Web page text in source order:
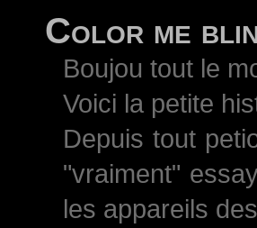
Color me
Boujou tout le
Voici la petite
Depuis tout
"vraiment"
les appareils